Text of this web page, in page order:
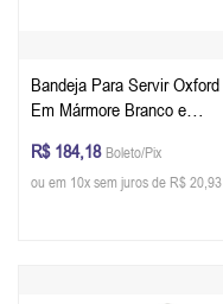
Bandeja Para Servir Oxford
Em Mármore Branco e
Acácia 35,6 x 23,4 x 1,5 cm
R$ 184,18 Boleto/Pix
ou em 10x sem juros de R$ 20,93